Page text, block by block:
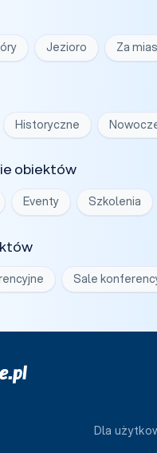
Jezioro Za
Historyczne
obiektów
Eventy Szkolenia
Sale
Dla